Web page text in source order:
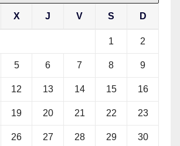
X J V S D
1 2
5 6 7 8 9
12 13 14 15 16
19 20 21 22 23
26 27 28 29 30